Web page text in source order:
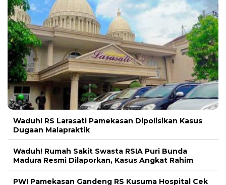
Waduh! RS Larasati Pamekasan Dipolisikan Kasus
Dugaan Malapraktik
Waduh! Rumah Sakit Swasta RSIA Puri Bunda
Madura Resmi Dilaporkan, Kasus Angkat Rahim
PWI Pamekasan Gandeng RS Kusuma Hospital Cek